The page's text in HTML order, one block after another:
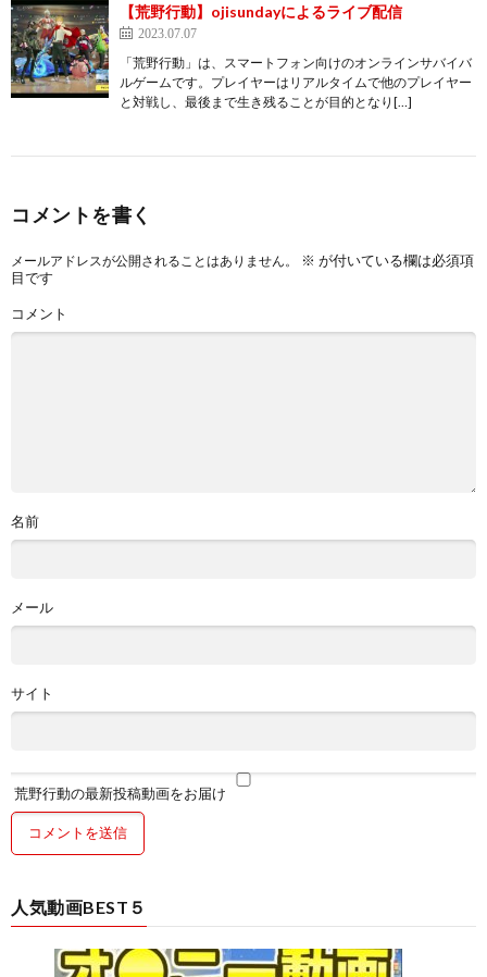
【荒野行動】ojisundayによるライブ配信
2023.07.07
「荒野行動」は、スマートフォン向けのオンラインサバイバ
ルゲームです。プレイヤーはリアルタイムで他のプレイヤー
と対戦し、最後まで生き残ることが目的となり[…]
コメントを書く
メールアドレスが公開されることはありません。 ※ が付いている欄は必須項
目です
コメント
名前
メール
サイト
荒野行動の最新投稿動画をお届け
人気動画BEST５